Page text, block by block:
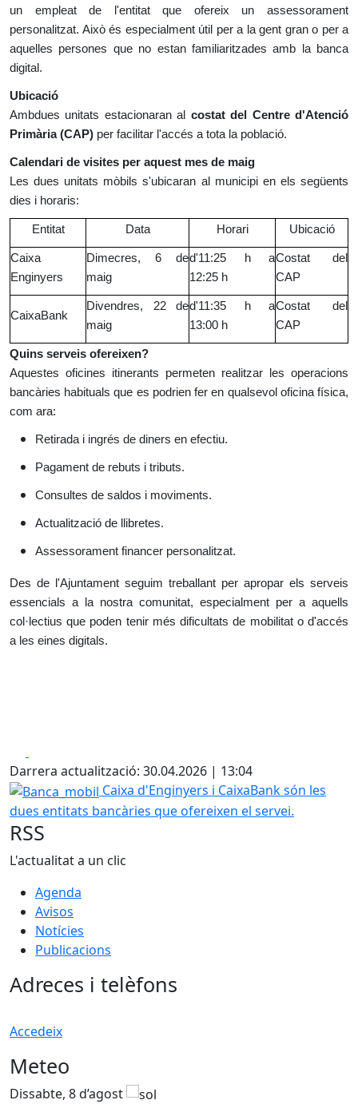
un empleat de l'entitat que ofereix un assessorament
personalitzat. Això és especialment útil per a la gent gran o per a
aquelles persones que no estan familiaritzades amb la banca
digital.
Ubicació
Ambdues unitats estacionaran al costat del Centre d'Atenció
Primària (CAP) per facilitar l'accés a tota la població.
Calendari de visites per aquest mes de maig
Les dues unitats mòbils s'ubicaran al municipi en els següents
dies i horaris:
Entitat Data Horari Ubicació
Caixa
Enginyers
Dimecres, 6 de
maig
d'11:25 h a
12:25 h
Costat del
CAP
CaixaBank
Divendres, 22 de
maig
d'11:35 h a
13:00 h
Costat del
CAP
Quins serveis ofereixen?
Aquestes oficines itinerants permeten realitzar les operacions
bancàries habituals que es podrien fer en qualsevol oficina física,
com ara:
Retirada i ingrés de diners en efectiu.
Pagament de rebuts i tributs.
Consultes de saldos i moviments.
Actualització de llibretes.
Assessorament financer personalitzat.
Des de l'Ajuntament seguim treballant per apropar els serveis
essencials a la nostra comunitat, especialment per a aquells
col·lectius que poden tenir més dificultats de mobilitat o d'accés
a les eines digitals.
Darrera actualització: 30.04.2026 | 13:04
Banca_mobil
Caixa d'Enginyers i CaixaBank són les
dues entitats bancàries que ofereixen el servei.
RSS
L'actualitat a un clic
Agenda
Avisos
Notícies
Publicacions
Adreces i telèfons
Accedeix
Meteo
Dissabte, 8 d’agost